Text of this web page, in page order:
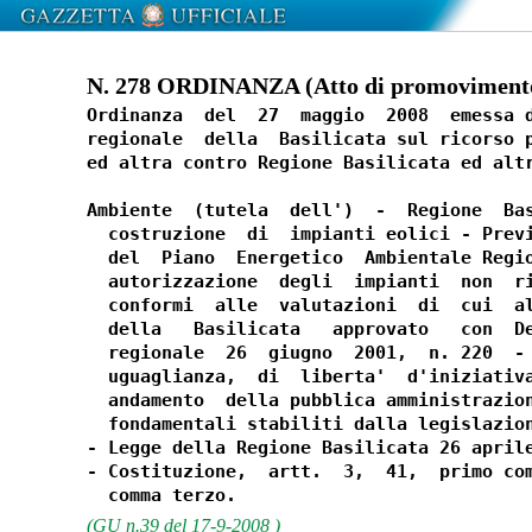
N. 278 ORDINANZA (Atto di
Ordinanza  del  27  maggio  2008
regionale  della  Basilicata sul ricorso
ed altra contro Regione Basilicata ed
Ambiente  (tutela  dell')  -  Regione
costruzione  di  impianti eolici -
del  Piano  Energetico  Ambientale
autorizzazione  degli  impianti  non
conformi  alle  valutazioni  di  cui
della   Basilicata   approvato   con
regionale  26  giugno  2001,  n. 220
uguaglianza,  di  liberta'
andamento  della pubblica
fondamentali stabiliti dalla
- Legge della Regione Basilicata 26
- Costituzione,  artt.  3,  41,  primo
(GU n.39 del 17-9-2008 )